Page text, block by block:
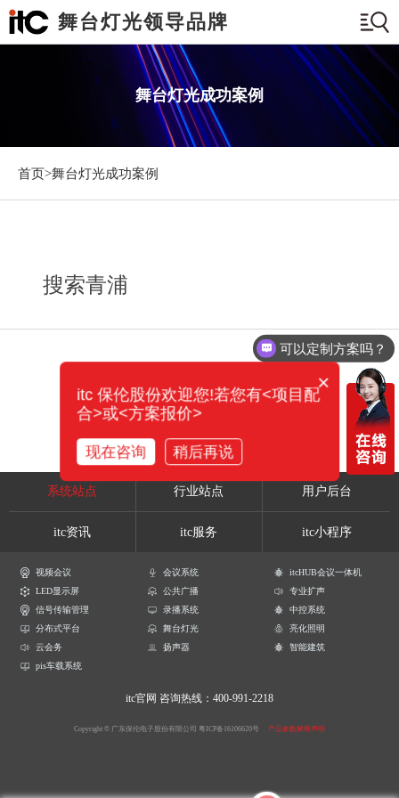
舞台灯光领导品牌
舞台灯光成功案例
首页>舞台灯光成功案例
搜索青浦
系统站点 行业站点 用户后台
itc资讯 itc服务 itc小程序
视频会议 会议系统
itcHUB会议一体机
LED显示屏
公共广播
专业扩声
信号传输管理
录播系统
中控系统
分布式平台
舞台灯光
亮化照明
云会务
扬声器
智能建筑
pis车载系统
itc官网 咨询热线：400-991-2218
Copyright © 广东保伦电子股份有限公司 粤ICP备16106620号 产品参数解释声明
可以定制方案吗？
×
itc 保伦股份欢迎您!若您有<项目配
合>或<方案报价>
现在咨询 稍后再说